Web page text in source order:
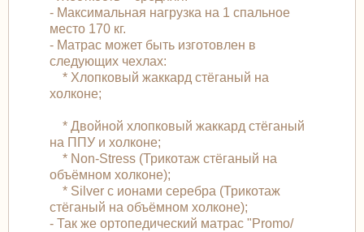
- Максимальная нагрузка на 1 спальное
место 170 кг.
- Матрас может быть изготовлен в
следующих чехлах:
* Хлопковый жаккард стёганый на
холконе;
* Двойной хлопковый жаккард стёганый
на ППУ и холконе;
* Non-Stress (Трикотаж стёганый на
объёмном холконе);
* Silver с ионами серебра (Трикотаж
стёганый на объёмном холконе);
- Так же ортопедический матрас "Promo/